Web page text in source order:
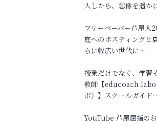
入したら、想像を遥か
フリーペーパー芦屋人
庭へのポスティングと
らに幅広い世代に…
授業だけでなく、学習
教師【educoach.labo
ボ）】スクールガイド
YouTube 芦屋屈指の